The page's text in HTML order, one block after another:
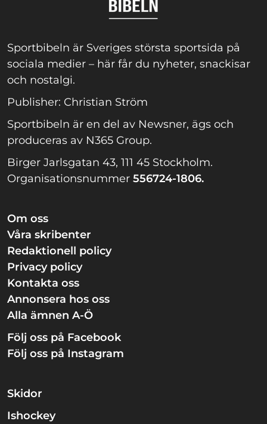
Sportbibeln är Sveriges största sportsida på
sociala medier – här får du nyheter, snackisar
och nostalgi.
Publisher: Christian Ström
Sportbibeln är en del av Newsner, ägs och
produceras av N365 Group.
Birger Jarlsgatan 43, 111 45 Stockholm.
Organisationsnummer 556724-1806.
Om oss
Våra skribenter
Redaktionell policy
Privacy policy
Kontakta oss
Annonsera hos oss
Alla ämnen A-Ö
Följ oss på Facebook
Följ oss på Instagram
Skidor
Ishockey